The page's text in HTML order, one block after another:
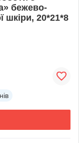
бежево-
шкіри, 20*21*8